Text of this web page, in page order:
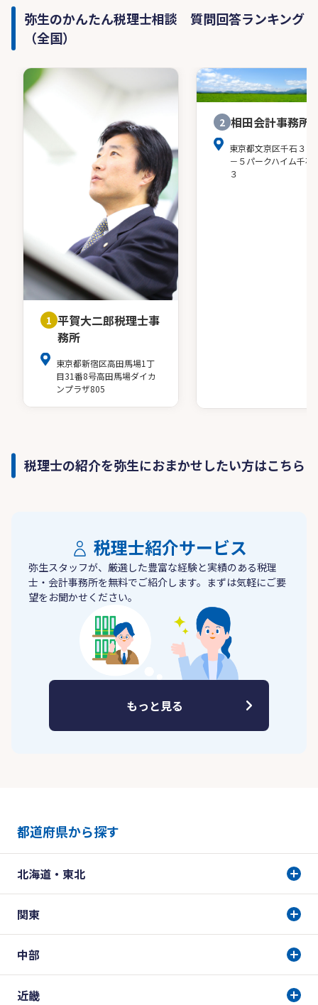
弥生のかんたん税理士相談 質問回答ランキング
（全国）
1 平賀大二郎税理士事
務所
東京都新宿区高田馬場1丁
目31番8号高田馬場ダイカ
ンプラザ805
2 相田会計事務所
東京都文京区千石３－
－５パークハイム千石
３
税理士の紹介を弥生におまかせしたい方はこちら
税理士紹介サービス
弥生スタッフが、厳選した豊富な経験と実績のある税理
士・会計事務所を無料でご紹介します。まずは気軽にご要
望をお聞かせください。
もっと見る
都道府県から探す
北海道・東北
関東
中部
近畿